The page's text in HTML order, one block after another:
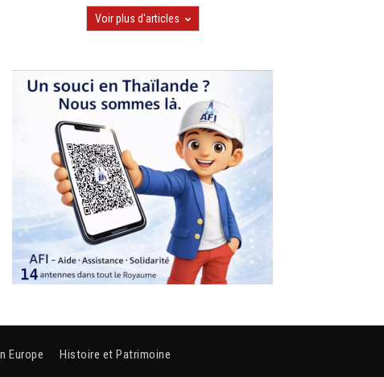
Voir plus d'articles
Europe Histoire et Patrimoine